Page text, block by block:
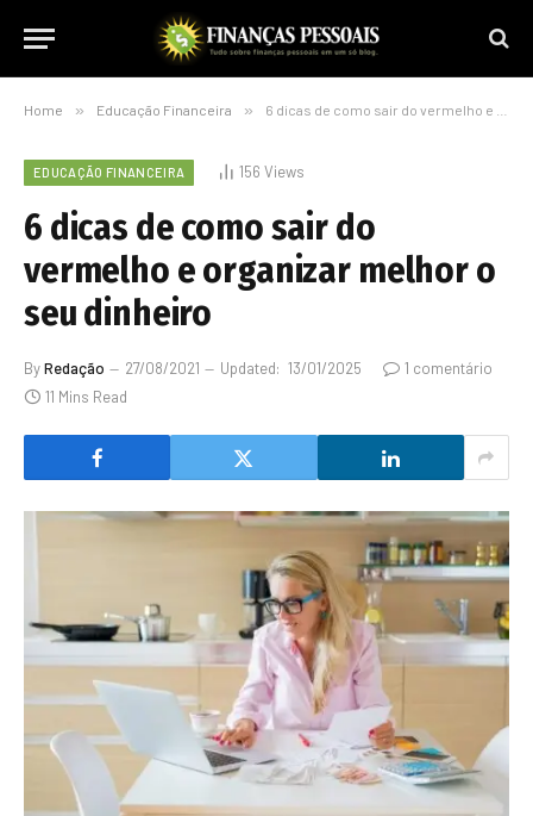
Home » Educação Financeira » 6 dicas de como sair do vermelho e organizar melhor o seu dinheiro
EDUCAÇÃO FINANCEIRA 156Views
6 dicas de como sair do
vermelho e organizar melhor o
seu dinheiro
ByRedação 27/08/2021 Updated: 13/01/2025
1 comentário
11 Mins Read